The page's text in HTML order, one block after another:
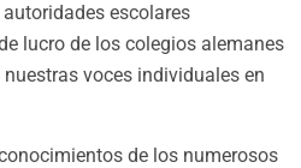
escolares
lucro de los colegios alemanes
voces individuales en
de los numerosos